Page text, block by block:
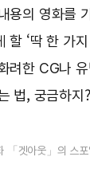
용의 영화를
할 ‘딱 한 가
려한 CG나
법, 궁금하
「겟아웃」의 스